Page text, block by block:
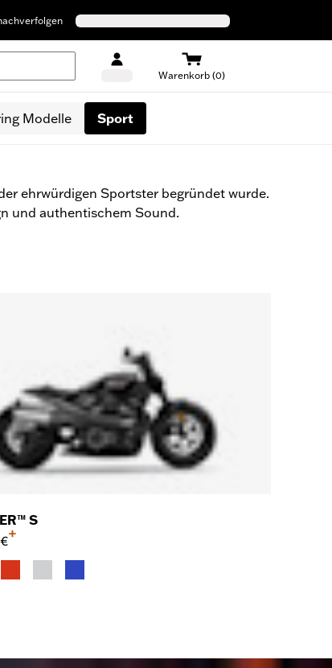
Warenkorb (0)
Modelle Sport
ehrwürdigen Sportster begründet wurde.
und authentischem Sound.
S
+